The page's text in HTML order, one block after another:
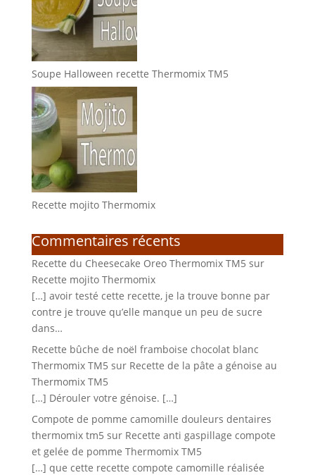
Soupe Halloween recette Thermomix TM5
Recette mojito Thermomix
Commentaires récents
Recette du Cheesecake Oreo Thermomix TM5 sur
Recette mojito Thermomix
[…] avoir testé cette recette, je la trouve bonne par
contre je trouve qu’elle manque un peu de sucre
dans…
Recette bûche de noël framboise chocolat blanc
Thermomix TM5 sur Recette de la pâte a génoise au
Thermomix TM5
[…] Dérouler votre génoise. […]
Compote de pomme camomille douleurs dentaires
thermomix tm5 sur Recette anti gaspillage compote
et gelée de pomme Thermomix TM5
[…] que cette recette compote camomille réalisée